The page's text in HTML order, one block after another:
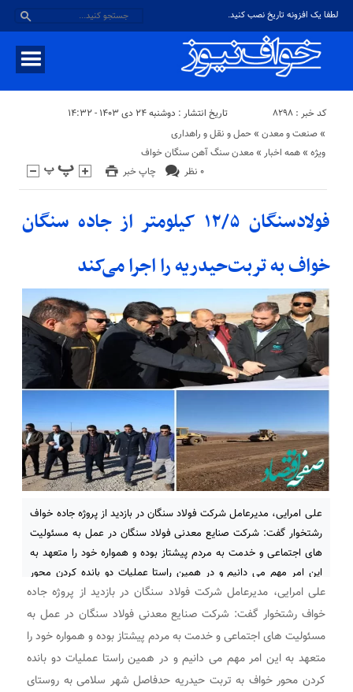
لطفا یک افزونه تاریخ نصب کنید.
کد خبر : ۸۲۹۸ تاریخ انتشار : دوشنبه ۲۴ دی ۱۴۰۳ - ۱۴:۳۲
چاپ خبر ۰ نظر
حمل و نقل و راهداری « صنعت و معدن «
معدن سنگ آهن سنگان خواف « همه اخبار « ویژه
فولادسنگان ۱۲/۵ کیلومتر از جاده سنگان
خواف به تربت‌حیدریه را اجرا می‌کند
علی امرایی، مدیرعامل شرکت فولاد سنگان در بازدید از پروژه جاده خواف
رشتخوار گفت: شرکت صنایع معدنی فولاد سنگان در عمل به مسئولیت
های اجتماعی و خدمت به مردم پیشتاز بوده و همواره خود را متعهد به
این امر مهم می دانیم و در همین راستا عملیات دو بانده کردن محور
خواف به تربت حیدریه
علی امرایی، مدیرعامل شرکت فولاد سنگان در بازدید از پروژه جاده
خواف رشتخوار گفت: شرکت صنایع معدنی فولاد سنگان در عمل به
مسئولیت های اجتماعی و خدمت به مردم پیشتاز بوده و همواره خود را
متعهد به این امر مهم می دانیم و در همین راستا عملیات دو بانده
کردن محور خواف به تربت حیدریه حدفاصل شهر سلامی به روستای